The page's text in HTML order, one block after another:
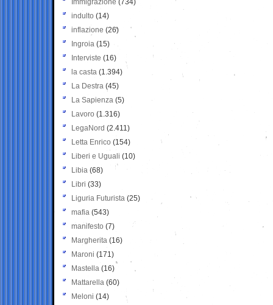
Immigrazione (734)
indulto (14)
inflazione (26)
Ingroia (15)
Interviste (16)
la casta (1.394)
La Destra (45)
La Sapienza (5)
Lavoro (1.316)
LegaNord (2.411)
Letta Enrico (154)
Liberi e Uguali (10)
Libia (68)
Libri (33)
Liguria Futurista (25)
mafia (543)
manifesto (7)
Margherita (16)
Maroni (171)
Mastella (16)
Mattarella (60)
Meloni (14)